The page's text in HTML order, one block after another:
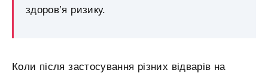
здоров’я ризику.
Коли після застосування різних відварів на